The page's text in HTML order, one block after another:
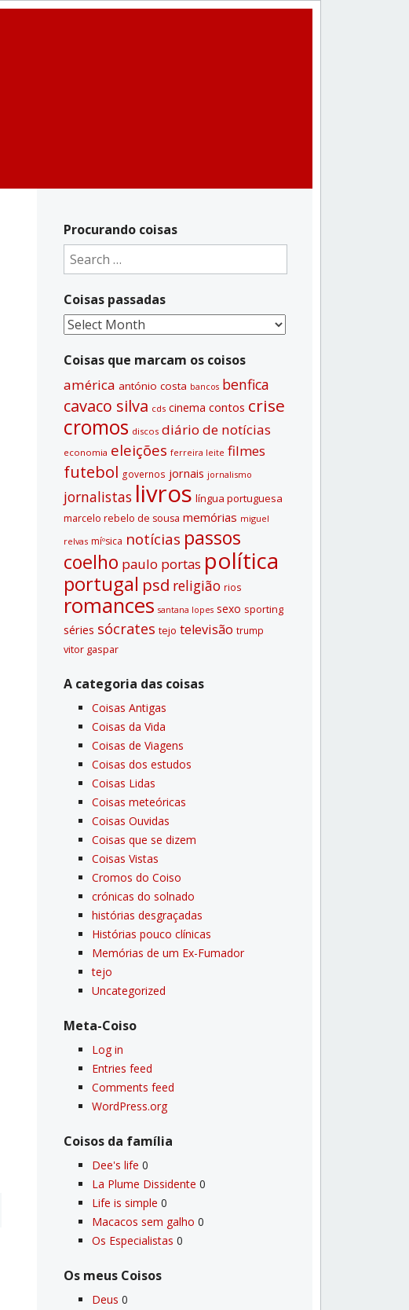
Procurando coisas
Search
for:
Coisas passadas
Coisas
Coisas que marcam os coisos
américa antónio costa bancos benfica
cavaco silva cds cinema contos crise
cromos discos diário de notí­cias
economia eleições ferreira leite filmes
futebol governos jornais jornalismo
jornalistas livros lí­ngua portuguesa
marcelo rebelo de sousa memórias miguel
relvas míºsica notí­cias passos
coelho paulo portas polí­tica
portugal psd religião rios
romances santana lopes sexo sporting
séries sócrates tejo televisão trump
vitor gaspar
A categoria das coisas
Coisas Antigas
Coisas da Vida
Coisas de Viagens
Coisas dos estudos
Coisas Lidas
Coisas meteóricas
Coisas Ouvidas
Coisas que se dizem
Coisas Vistas
Cromos do Coiso
crónicas do solnado
histórias desgraçadas
Histórias pouco clí­nicas
Memórias de um Ex-Fumador
tejo
Uncategorized
Meta-Coiso
Log in
Entries feed
Comments feed
WordPress.org
Coisos da famí­lia
Dee's life 0
La Plume Dissidente 0
Life is simple 0
Macacos sem galho 0
Os Especialistas 0
Os meus Coisos
Deus 0